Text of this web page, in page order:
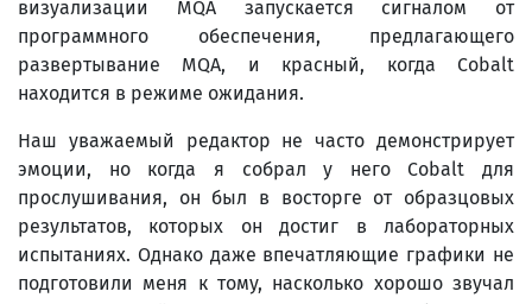
визуализации MQA запускается сигналом от
программного обеспечения, предлагающего
развертывание MQA, и красный, когда Cobalt
находится в режиме ожидания.
Наш уважаемый редактор не часто демонстрирует
эмоции, но когда я собрал у него Cobalt для
прослушивания, он был в восторге от образцовых
результатов, которых он достиг в лабораторных
испытаниях. Однако даже впечатляющие графики не
подготовили меня к тому, насколько хорошо звучал